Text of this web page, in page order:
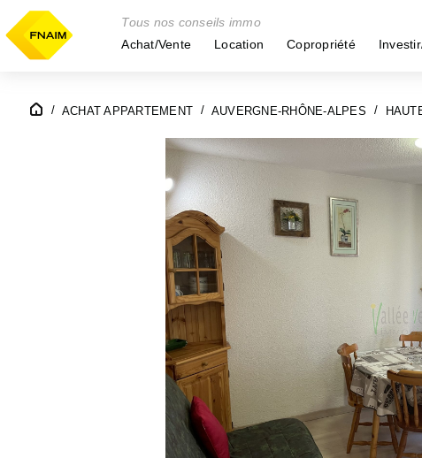
Tous nos conseils immo
Achat/Vente
Location Copropriété
ACHAT APPARTEMENT AUVERGNE-RHÔNE-ALPES